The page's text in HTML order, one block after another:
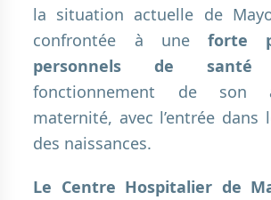
la situation actuelle de
confrontée à uneforte
personnels de santé
fonctionnement de son
maternité, avec l’entrée dans
des naissances.
Le Centre Hospitalier de